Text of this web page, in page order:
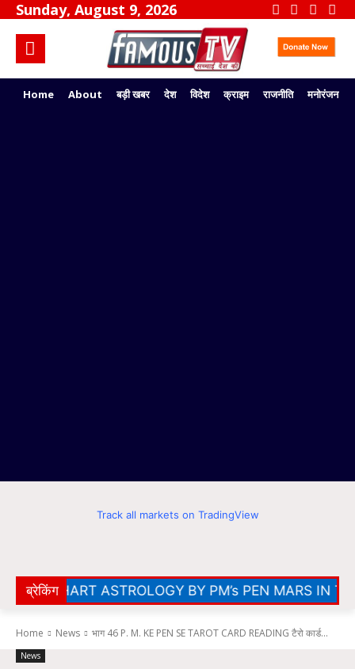
Sunday, August 9, 2026
Home About बड़ी खबर देश विदेश क्राइम राजनीति मनोरंजन
Track all markets on TradingView
ब्रेकिंगASTROLOGY BY PM’s PEN MARS IN THE
Home News भाग 46 P. M. KE PEN SE TAROT CARD READING टैरो कार्ड...
News